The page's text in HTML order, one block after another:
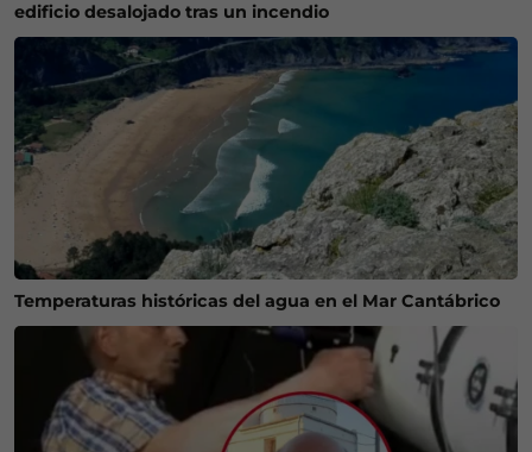
edificio desalojado tras un incendio
Temperaturas históricas del agua en el Mar Cantábrico